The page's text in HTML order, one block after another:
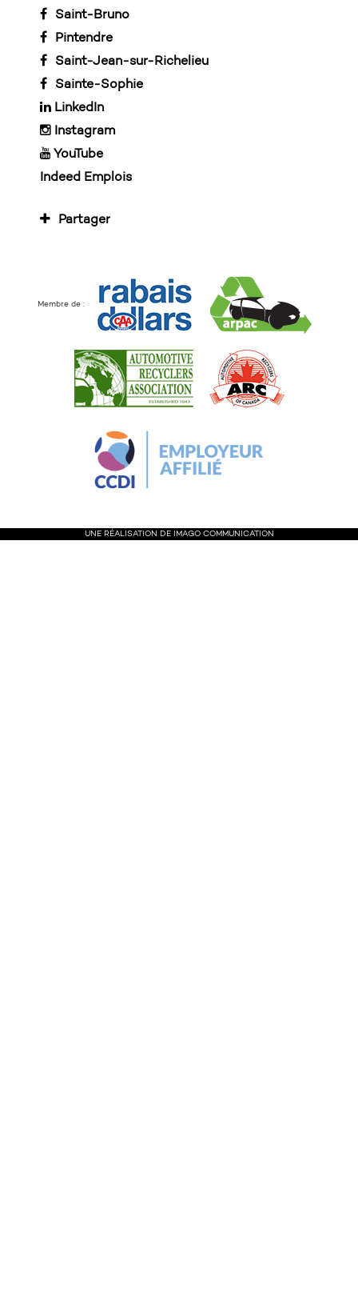
Saint-Bruno
Pintendre
Saint-Jean-sur-Richelieu
Sainte-Sophie
LinkedIn
Instagram
YouTube
Indeed Emplois
Partager
Membre de :
UNE RÉALISATION DE IMAGOCOMMUNICATION